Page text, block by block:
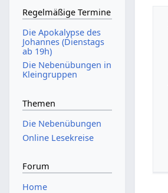
Regelmäßige Termine
Die Apokalypse des
Johannes (Dienstags
ab 19h)
Die Nebenübungen in
Kleingruppen
Themen
Die Nebenübungen
Online Lesekreise
Forum
Home